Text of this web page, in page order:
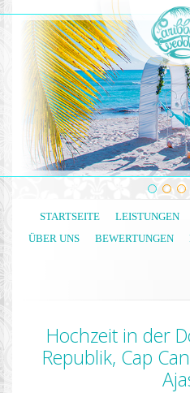
STARTSEITE LEISTUNGEN
ÜBER UNS
BEWERTUNGEN
Hochzeit in der
Republik, Cap